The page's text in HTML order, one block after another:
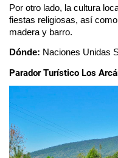
Por otro lado, la cultura
fiestas religiosas, así
madera y barro.
Dónde: Naciones Unidas
Parador Turístico Los